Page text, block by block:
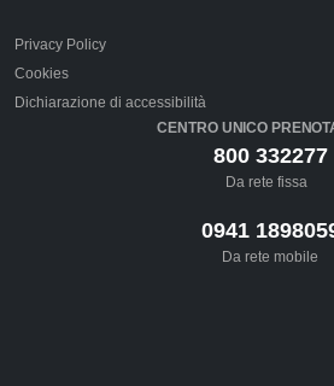
Privacy Policy
Cookies
Dichiarazione di accessibilità
CENTRO UNICO
800 332277
Da rete fissa
0941
Da rete mobile